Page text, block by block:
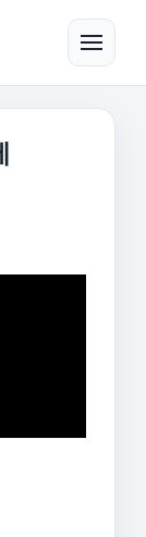
메뉴